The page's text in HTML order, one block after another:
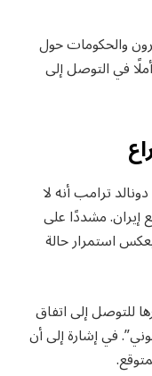
والحكومات حول
في التوصل إلى
ترامب أنه لا
إيران. مشددًا على
استمرار حالة
للتوصل إلى اتفاق
في إشارة إلى أن